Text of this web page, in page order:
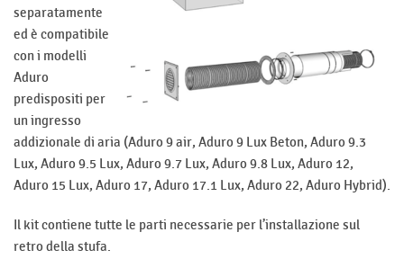
separatamente
ed è compatibile
con i modelli
Aduro
predispositi per
un ingresso
addizionale di aria (Aduro 9 air, Aduro 9 Lux Beton, Aduro 9.3
Lux, Aduro 9.5 Lux, Aduro 9.7 Lux, Aduro 9.8 Lux, Aduro 12,
Aduro 15 Lux, Aduro 17, Aduro 17.1 Lux, Aduro 22, Aduro Hybrid).
Il kit contiene tutte le parti necessarie per l’installazione sul
retro della stufa.